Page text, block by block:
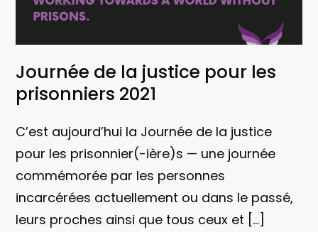
Journée de la justice pour les
prisonniers 2021
C’est aujourd’hui la Journée de la justice
pour les prisonnier(-ière)s — une journée
commémorée par les personnes
incarcérées actuellement ou dans le passé,
leurs proches ainsi que tous ceux et […]